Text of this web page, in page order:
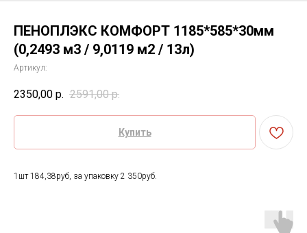
ПЕНОПЛЭКС КОМФОРТ 1185*585*30мм
(0,2493 м3 / 9,0119 м2 / 13л)
Артикул:
2350,00 р. 2591,00 р.
Купить
1шт 184,38руб, за упаковку 2 350руб.